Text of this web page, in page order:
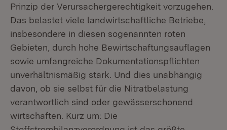
Prinzip der Verursachergerechtigkeit vorzugehen.
Das belastet viele landwirtschaftliche Betriebe,
insbesondere in diesen sogenannten roten
Gebieten, durch hohe Bewirtschaftungsauflagen
sowie umfangreiche Dokumentationspflichten
unverhältnismäßig stark. Und dies unabhängig
davon, ob sie selbst für die Nitratbelastung
verantwortlich sind oder gewässerschonend
wirtschaften. Kurz um: Die